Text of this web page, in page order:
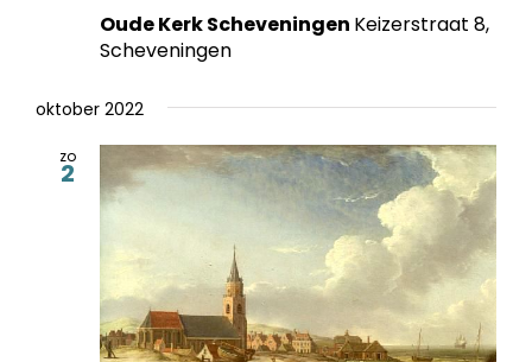
Oude Kerk Scheveningen Keizerstraat 8,
Scheveningen
oktober 2022
zo
2